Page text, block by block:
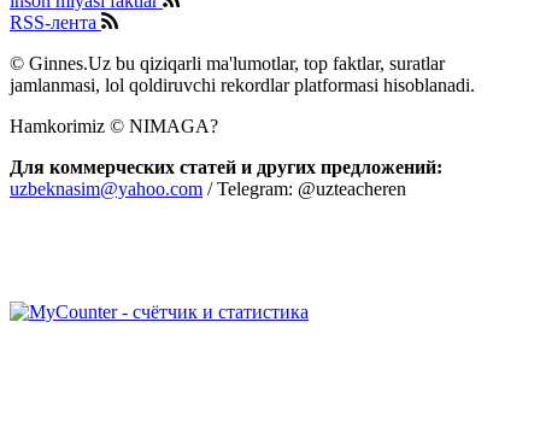
RSS-лента
© Ginnes.Uz bu qiziqarli ma'lumotlar, top faktlar, suratlar
jamlanmasi, lol qoldiruvchi rekordlar platformasi hisoblanadi.
Hamkorimiz © NIMAGA?
Для коммерческих статей и других предложений:
uzbeknasim@yahoo.com / Telegram: @uzteacheren